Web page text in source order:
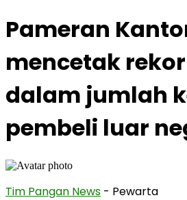
Pameran
mencetak
dalam jumlah
pembeli luar
Tim Pangan News - Pewarta